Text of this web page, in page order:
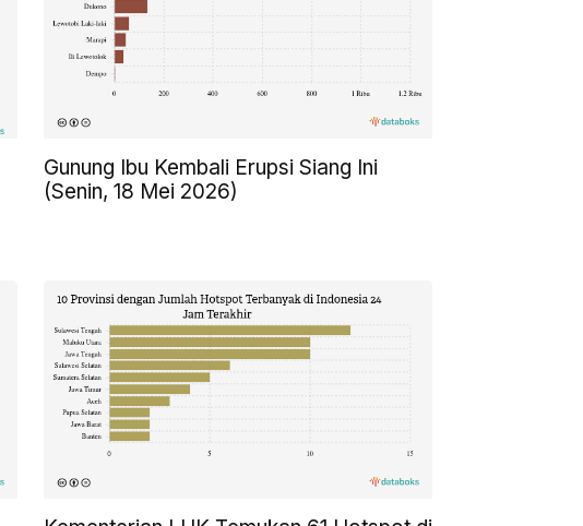
Gunung Ibu Kembali Erupsi Siang Ini
(Senin, 18 Mei 2026)